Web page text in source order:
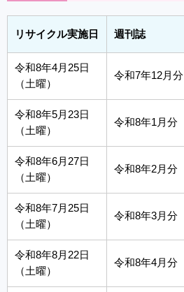
リサイクル実施日 週刊誌
令和8年4月25日
（土曜）
令和7年12月分
令和8年5月23日
（土曜）
令和8年1月分
令和8年6月27日
（土曜）
令和8年2月分
令和8年7月25日
（土曜）
令和8年3月分
令和8年8月22日
（土曜）
令和8年4月分